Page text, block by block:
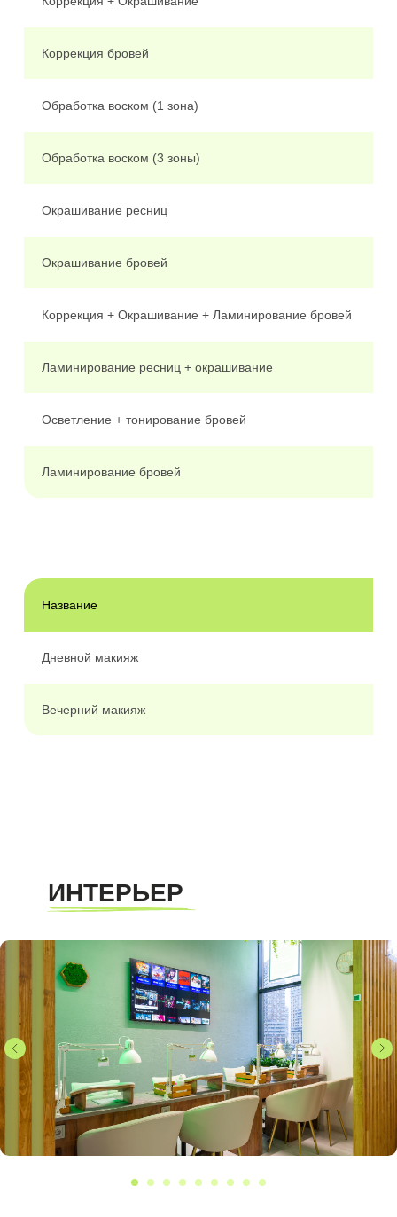
Коррекция бровей
Обработка воском (1 зона)
Обработка воском (3 зоны)
Окрашивание ресниц
Окрашивание бровей
Коррекция + Окрашивание + Ламинирование бровей
Ламинирование ресниц + окрашивание
Осветление + тонирование бровей
Ламинирование бровей
Название
Дневной макияж
Вечерний макияж
ИНТЕРЬЕР